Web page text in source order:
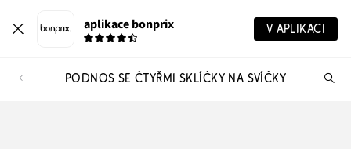
aplikace bonprix V APLIKACI
PODNOS SE ČTYŘMI SKLÍČKY NA SVÍČKY